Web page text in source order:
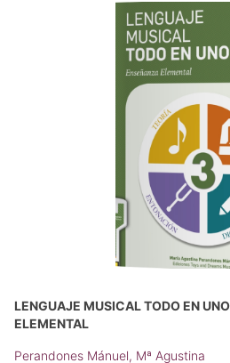
LENGUAJE MUSICAL TODO EN
ELEMENTAL
Perandones Mánuel, Mª Agustina